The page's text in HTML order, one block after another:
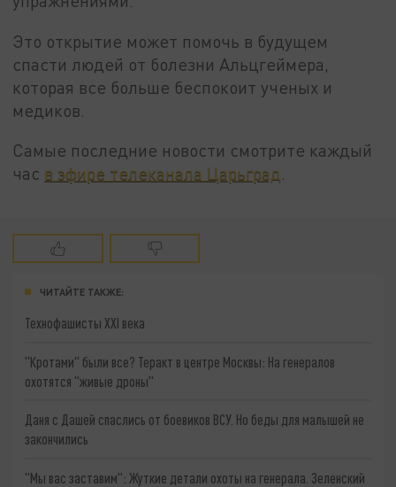
Это открытие может помочь в будущем
спасти людей от болезни Альцгеймера,
которая все больше беспокоит ученых и
медиков.
Самые последние новости смотрите каждый
час в эфире телеканала Царьград
ЧИТАЙТЕ ТАКЖЕ:
Технофашисты XXI века
"Кротами" были все? Теракт в центре Москвы: На генералов
охотятся "живые дроны"
Даня с Дашей спаслись от боевиков ВСУ. Но беды для малышей не
закончились
"Мы вас заставим": Жуткие детали охоты на генерала. Зеленский